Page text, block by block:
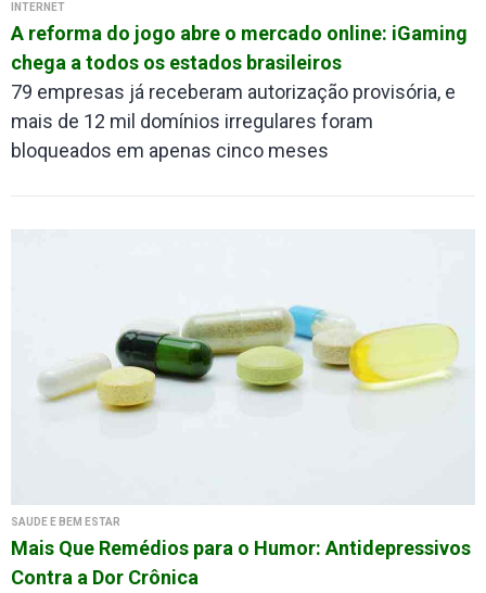
INTERNET
A reforma do jogo abre o mercado online: iGaming
chega a todos os estados brasileiros
79 empresas já receberam autorização provisória, e
mais de 12 mil domínios irregulares foram
bloqueados em apenas cinco meses
SAÚDE E BEM ESTAR
Mais Que Remédios para o Humor: Antidepressivos
Contra a Dor Crônica